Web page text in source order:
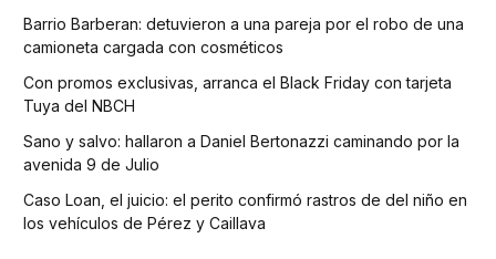
Barrio Barberan: detuvieron a una pareja por el robo de una
camioneta cargada con cosméticos
Con promos exclusivas, arranca el Black Friday con tarjeta
Tuya del NBCH
Sano y salvo: hallaron a Daniel Bertonazzi caminando por la
avenida 9 de Julio
Caso Loan, el juicio: el perito confirmó rastros de del niño en
los vehículos de Pérez y Caillava